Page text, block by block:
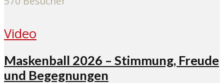
Video
Maskenball 2026 – Stimmung, Freude
und Begegnungen